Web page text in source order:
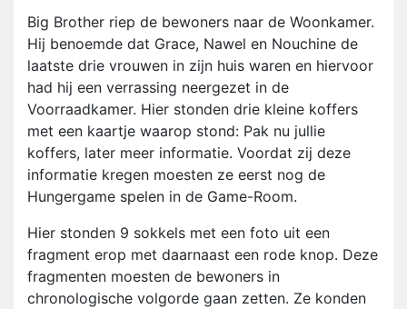
Big Brother riep de bewoners naar de Woonkamer.
Hij benoemde dat Grace, Nawel en Nouchine de
laatste drie vrouwen in zijn huis waren en hiervoor
had hij een verrassing neergezet in de
Voorraadkamer. Hier stonden drie kleine koffers
met een kaartje waarop stond: Pak nu jullie
koffers, later meer informatie. Voordat zij deze
informatie kregen moesten ze eerst nog de
Hungergame spelen in de Game-Room.
Hier stonden 9 sokkels met een foto uit een
fragment erop met daarnaast een rode knop. Deze
fragmenten moesten de bewoners in
chronologische volgorde gaan zetten. Ze konden